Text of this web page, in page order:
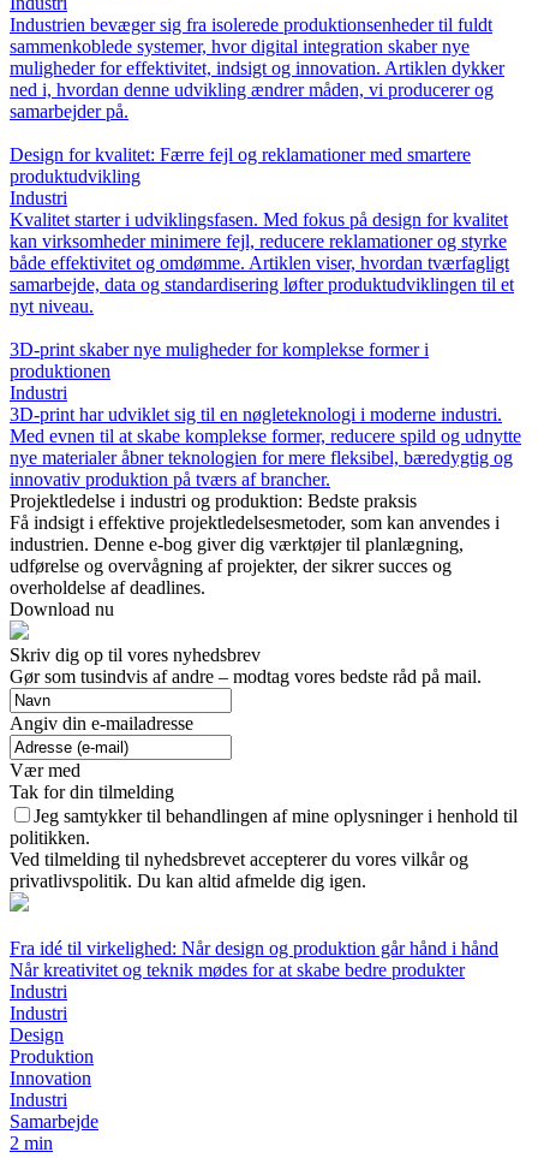
Industrien bevæger sig fra isolerede produktionsenheder til fuldt
sammenkoblede systemer, hvor digital integration skaber nye
muligheder for effektivitet, indsigt og innovation. Artiklen dykker
ned i, hvordan denne udvikling ændrer måden, vi producerer og
samarbejder på.
Design for kvalitet: Færre fejl og reklamationer med smartere
produktudvikling
Industri
Kvalitet starter i udviklingsfasen. Med fokus på design for kvalitet
kan virksomheder minimere fejl, reducere reklamationer og styrke
både effektivitet og omdømme. Artiklen viser, hvordan tværfagligt
samarbejde, data og standardisering løfter produktudviklingen til et
nyt niveau.
3D-print skaber nye muligheder for komplekse former i
produktionen
Industri
3D-print har udviklet sig til en nøgleteknologi i moderne industri.
Med evnen til at skabe komplekse former, reducere spild og udnytte
nye materialer åbner teknologien for mere fleksibel, bæredygtig og
innovativ produktion på tværs af brancher.
Projektledelse i industri og produktion: Bedste praksis
Få indsigt i effektive projektledelsesmetoder, som kan anvendes i
industrien. Denne e-bog giver dig værktøjer til planlægning,
udførelse og overvågning af projekter, der sikrer succes og
overholdelse af deadlines.
Download nu
Skriv dig op til vores nyhedsbrev
Gør som tusindvis af andre – modtag vores bedste råd på mail.
Angiv din e-mailadresse
Vær med
Tak for din tilmelding
Jeg samtykker til behandlingen af mine oplysninger i henhold til
politikken.
Ved tilmelding til nyhedsbrevet accepterer du vores vilkår og
privatlivspolitik. Du kan altid afmelde dig igen.
Fra idé til virkelighed: Når design og produktion går hånd i hånd
Når kreativitet og teknik mødes for at skabe bedre produkter
Industri
Industri
Design
Produktion
Innovation
Industri
Samarbejde
2 min